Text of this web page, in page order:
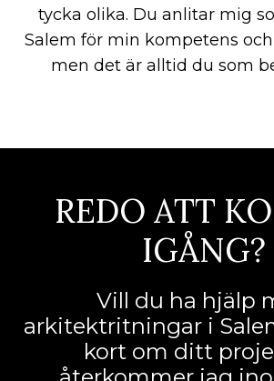
tycka olika. Du anlitar mig
Salem för min kompetens
men det är alltid du som
REDO ATT
IGÅNG?
Vill du ha hjälp
arkitektritningar i
kort om ditt